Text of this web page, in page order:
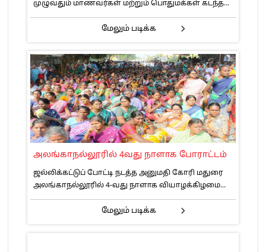
மத்திய ஆசிரியர் தகுதித் தேர்வு: பட்டதாரிகள் அக்.16 வரை விண்ணப்பிக்கலாம்
தமிழக சட்டப்பேரவையில் காலியிடங்கள் 6 ஆக உயர்வு
முழுவதும் மாணவர்கள் மற்றும் பொதுமக்கள் கடந்த...
மேலும் படிக்க
அலங்காநல்லூரில் 4வது நாளாக போராட்டம்
ஜல்லிக்கட்டுப் போட்டி நடத்த அனுமதி கோரி மதுரை
அலங்காநல்லூரில் 4-வது நாளாக வியாழக்கிழமை...
மேலும் படிக்க